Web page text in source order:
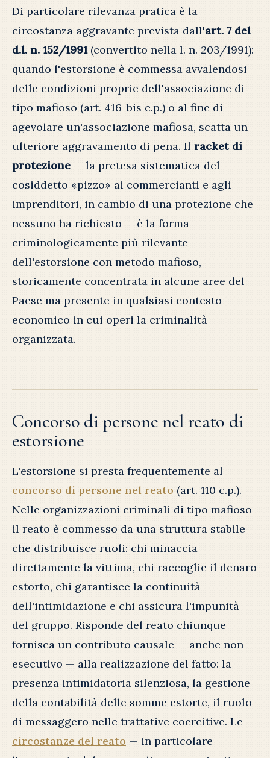
Di particolare rilevanza pratica è la
circostanza aggravante prevista dall'art. 7 del
d.l. n. 152/1991(convertito nella l. n. 203/1991):
quando l'estorsione è commessa avvalendosi
delle condizioni proprie dell'associazione di
tipo mafioso (art. 416-bis c.p.) o al fine di
agevolare un'associazione mafiosa, scatta un
ulteriore aggravamento di pena. Il racket di
protezione — la pretesa sistematica del
cosiddetto «pizzo» ai commercianti e agli
imprenditori, in cambio di una protezione che
nessuno ha richiesto — è la forma
criminologicamente più rilevante
dell'estorsione con metodo mafioso,
storicamente concentrata in alcune aree del
Paese ma presente in qualsiasi contesto
economico in cui operi la criminalità
organizzata.
Concorso di persone nel reato di
estorsione
L'estorsione si presta frequentemente al
concorso di persone nel reato (art. 110 c.p.).
Nelle organizzazioni criminali di tipo mafioso
il reato è commesso da una struttura stabile
che distribuisce ruoli: chi minaccia
direttamente la vittima, chi raccoglie il denaro
estorto, chi garantisce la continuità
dell'intimidazione e chi assicura l'impunità
del gruppo. Risponde del reato chiunque
fornisca un contributo causale — anche non
esecutivo — alla realizzazione del fatto: la
presenza intimidatoria silenziosa, la gestione
della contabilità delle somme estorte, il ruolo
di messaggero nelle trattative coercitive. Le
circostanze del reato — in particolare